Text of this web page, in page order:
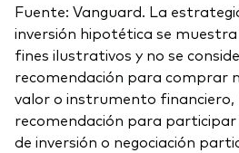
Fuente: Vanguard. La
inversión hipotética se
fines ilustrativos y no se
recomendación para comprar
valor o instrumento
recomendación para
de inversión o negociación